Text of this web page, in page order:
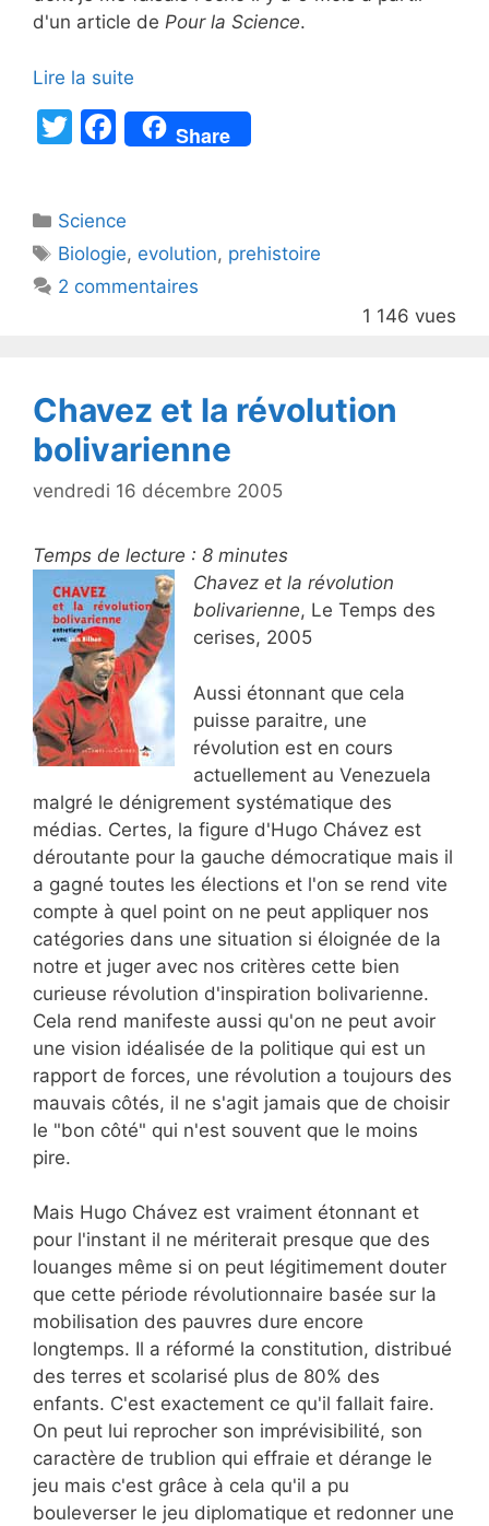
d'un article de Pour la Science.
Lire la suite
T
er
F
a
e
b
o
Share
Catégories
Science
Étiquettes
Biologie, evolution, prehistoire
2 commentaires
1 146 vues
Chavez et la révolution
bolivarienne
vendredi 16 décembre 2005
Temps de lecture : 8 minutes
Chavez et la révolution
bolivarienne, Le Temps des
cerises, 2005
Aussi étonnant que cela
puisse paraitre, une
révolution est en cours
actuellement au Venezuela
malgré le dénigrement systématique des
médias. Certes, la figure d'Hugo Chávez est
déroutante pour la gauche démocratique mais il
a gagné toutes les élections et l'on se rend vite
compte à quel point on ne peut appliquer nos
catégories dans une situation si éloignée de la
notre et juger avec nos critères cette bien
curieuse révolution d'inspiration bolivarienne.
Cela rend manifeste aussi qu'on ne peut avoir
une vision idéalisée de la politique qui est un
rapport de forces, une révolution a toujours des
mauvais côtés, il ne s'agit jamais que de choisir
le "bon côté" qui n'est souvent que le moins
pire.
Mais Hugo Chávez est vraiment étonnant et
pour l'instant il ne mériterait presque que des
louanges même si on peut légitimement douter
que cette période révolutionnaire basée sur la
mobilisation des pauvres dure encore
longtemps. Il a réformé la constitution, distribué
des terres et scolarisé plus de 80% des
enfants. C'est exactement ce qu'il fallait faire.
On peut lui reprocher son imprévisibilité, son
caractère de trublion qui effraie et dérange le
jeu mais c'est grâce à cela qu'il a pu
bouleverser le jeu diplomatique et redonner une